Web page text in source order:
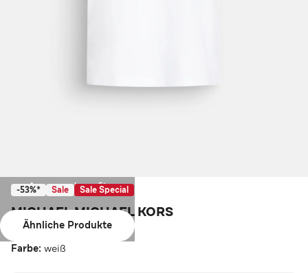
Ausverkauft
Ähnliche Produkte
-53%* Sale Sale Special
MICHAEL MICHAEL KORS
T-Shirt weiß
Farbe: weiß